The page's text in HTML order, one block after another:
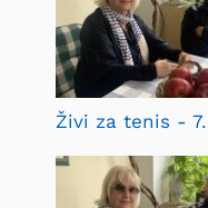
Živi za tenis -